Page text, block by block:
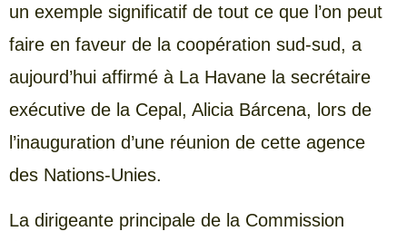
un exemple significatif de tout ce que l’on peut
faire en faveur de la coopération sud-sud, a
aujourd’hui affirmé à La Havane la secrétaire
exécutive de la Cepal, Alicia Bárcena, lors de
l’inauguration d’une réunion de cette agence
des Nations-Unies.
La dirigeante principale de la Commission